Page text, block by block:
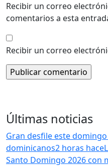
Recibir un correo
comentarios a esta
Recibir un correo
Últimas noticias
Gran desfile este
dominicanos2 horas hace
Santo Domingo 2026 con